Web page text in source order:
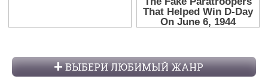
ВЫБЕРИ ЛЮБИМЫЙ ЖАНР